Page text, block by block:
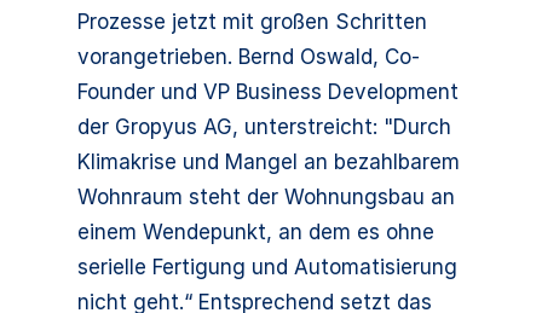
Prozesse jetzt mit großen Schritten
vorangetrieben. Bernd Oswald, Co-
Founder und VP Business Development
der Gropyus AG, unterstreicht: "Durch
Klimakrise und Mangel an bezahlbarem
Wohnraum steht der Wohnungsbau an
einem Wendepunkt, an dem es ohne
serielle Fertigung und Automatisierung
nicht geht.“ Entsprechend setzt das